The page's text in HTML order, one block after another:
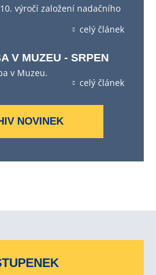
výročí založení nadačního
celý článek
V MUZEU - SRPEN
v Muzeu.
celý článek
NOVINEK